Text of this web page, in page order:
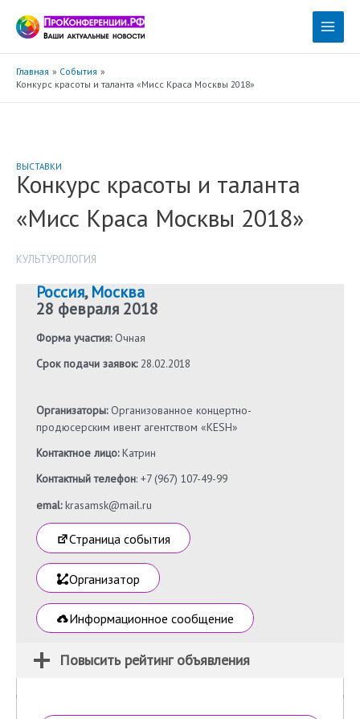
содержимому
Main
Главная
События
Конкурс красоты и таланта «Мисс Краса Москвы 2018»
ВЫСТАВКИ
Конкурс красоты и таланта
«Мисс Краса Москвы 2018»
КУЛЬТУРОЛОГИЯ
Россия,Москва
28 февраля 2018
Форма участия:Очная
Срок подачи заявок:28.02.2018
Организаторы:Организованное концертно-
продюсерским ивент агентством «KESH»
Контактное лицо:Катрин
Контактный телефон: +7 (967) 107-49-99
emal:krasamsk@mail.ru
Страница события
Организатор
Информационное сообщение
Повысить рейтинг объявления